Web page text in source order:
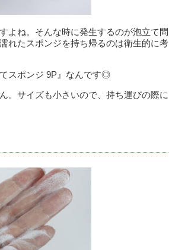
よね。そんな時に発生するのが泡立て問
れたスポンジを持ち帰るのは衛生的に考
スポンジ 9P』なんです◎
。サイズも小さいので、持ち運びの際に